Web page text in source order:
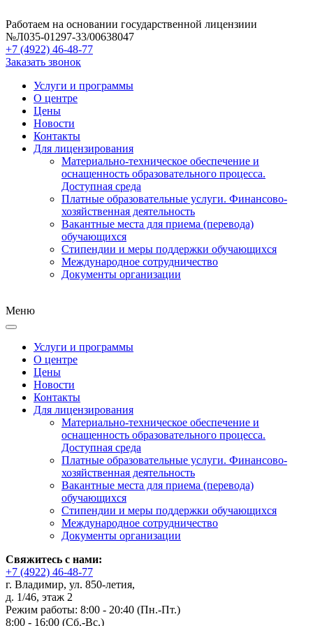
Работаем на основании государственной лицензиии
№Л035-01297-33/00638047
+7 (4922) 46-48-77
Заказать звонок
Услуги и программы
О центре
Цены
Новости
Контакты
Для лицензирования
Материально-техническое обеспечение и
оснащенность образовательного процесса.
Доступная среда
Платные образовательные услуги. Финансово-
хозяйственная деятельность
Вакантные места для приема (перевода)
обучающихся
Стипендии и меры поддержки обучающихся
Международное сотрудничество
Документы организации
Меню
Услуги и программы
О центре
Цены
Новости
Контакты
Для лицензирования
Материально-техническое обеспечение и
оснащенность образовательного процесса.
Доступная среда
Платные образовательные услуги. Финансово-
хозяйственная деятельность
Вакантные места для приема (перевода)
обучающихся
Стипендии и меры поддержки обучающихся
Международное сотрудничество
Документы организации
Свяжитесь с нами:
+7 (4922) 46-48-77
г. Владимир, ул. 850-летия,
д. 1/46, этаж 2
Режим работы: 8:00 - 20:40 (Пн.-Пт.)
8:00 - 16:00 (Сб.-Вс.)